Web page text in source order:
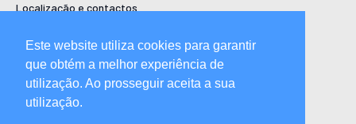
Localização e contactos
Ficha técnica
Manual de boas práticas editoriais e código de conduta
Este website utiliza cookies para garantir
que obtém a melhor experiência de
utilização. Ao prosseguir aceita a sua
utilização.